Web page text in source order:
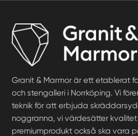
Granit & Marmor är ett etablerat
och stengalleri i Norrköping. Vi
teknik för att erbjuda
noggranna, vi värdesätter
premiumprodukt också ska vara